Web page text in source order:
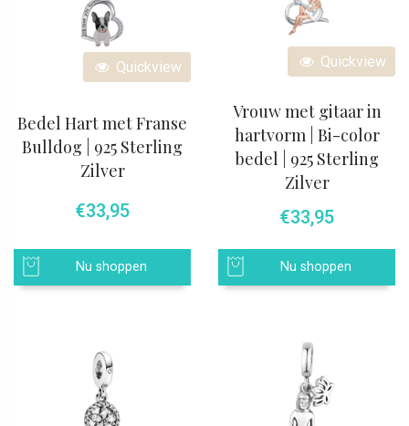
Quickview
Bedel Hart met Franse
Bulldog | 925 Sterling
Zilver
€33,95
Nu shoppen
Quickview
Vrouw met gitaar in
hartvorm | Bi-color
bedel | 925 Sterling
Zilver
€33,95
Nu shoppen